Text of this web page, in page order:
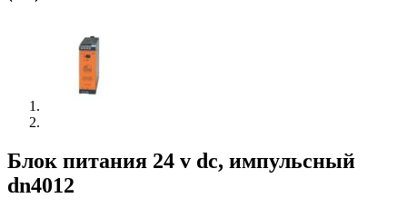
Блок питания 24 v dc, импульсный
dn4012